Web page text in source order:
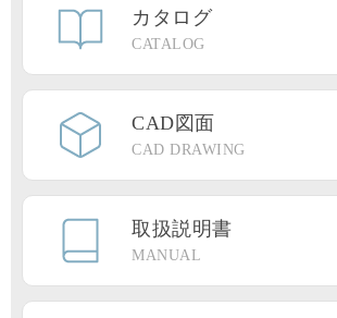
カタログ
CATALOG
CAD図面
CAD DRAWING
取扱説明書
MANUAL